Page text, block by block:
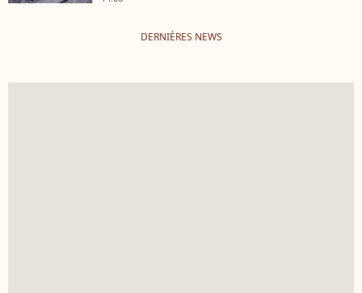
DERNIÈRES NEWS